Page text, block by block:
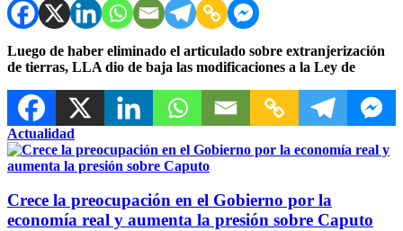
Luego de haber eliminado el articulado sobre extranjerización
de tierras, LLA dio de baja las modificaciones a la Ley de
Actualidad
Crece la preocupación en el Gobierno por la
economía real y aumenta la presión sobre Caputo